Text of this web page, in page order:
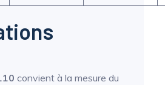
convient à la mesure du